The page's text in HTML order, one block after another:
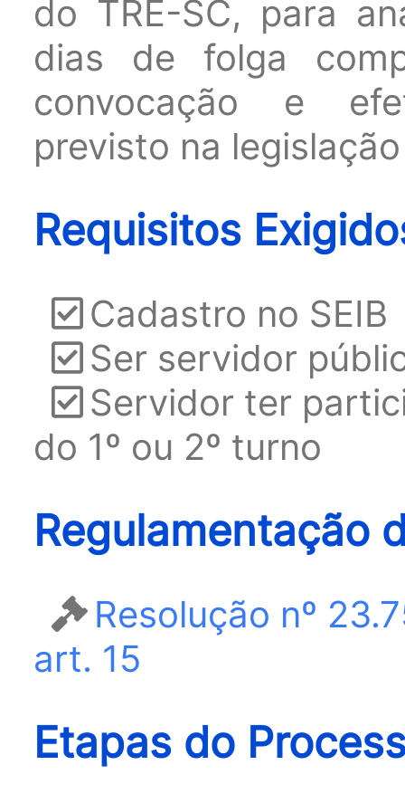
do TRE-SC, para
dias de folga
convocação e
previsto na
Requisitos
Cadastro no SEIB
Ser servidor
Servidor ter
do 1º ou 2º turno
Regulamentação
Resolução nº
art. 15
Etapas do